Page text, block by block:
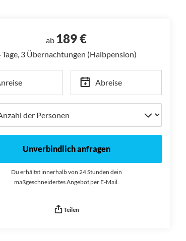
ab 189 €
Tage, 3 Übernachtungen (Halbpension)
Abreise
Unverbindlich anfragen
Du erhältst innerhalb von 24 Stunden dein
maßgeschneidertes Angebot per E-Mail.
Teilen